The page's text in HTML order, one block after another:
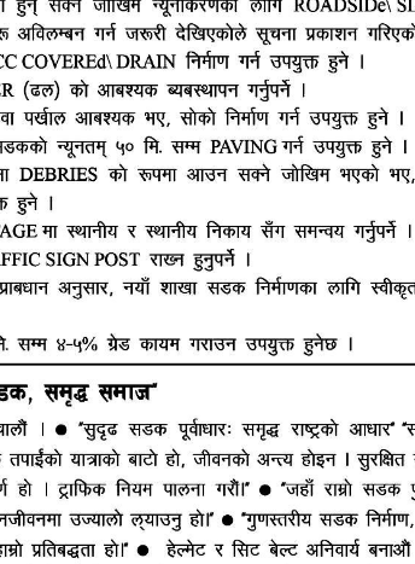
हाम्रो टीम
सम्पादक : राजेश कुमार झा
समाचार संयोजक : राजन झा